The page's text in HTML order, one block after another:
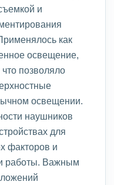
и
как
освещение,
позволяло
освещении.
наушников
для
факторов и
работы. Важным